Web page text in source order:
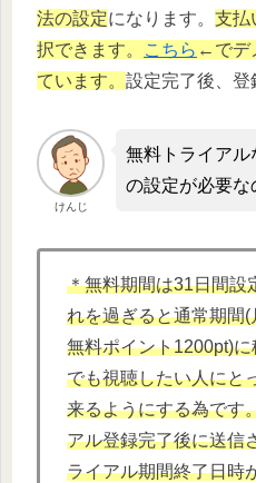
法の設定になります。 支払
択できます。
こちら ←でデ
ています。 設定完了後、登
けんじ
無料トライア
の設定が必要な
＊無料期間は31日間設
れを過ぎると通常期間
無料ポイント1200pt)
でも視聴したい人にと
来るようにする為です
アル登録完了後に送信
ライアル期間終了日時